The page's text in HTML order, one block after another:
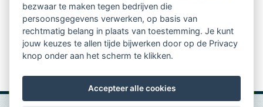
Aanmelden nieuwsbrief
bezwaar te maken tegen bedrijven die
persoonsgegevens verwerken, op basis van
rechtmatig belang in plaats van toestemming. Je kunt
jouw keuzes te allen tijde bijwerken door op de Privacy
knop onder aan het scherm te klikken.
Accepteer alle cookies